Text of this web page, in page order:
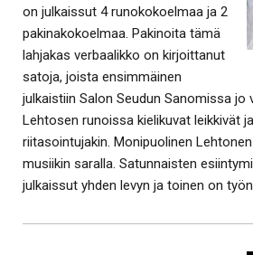
on julkaissut 4 runokokoelmaa ja 2
pakinakokoelmaa. Pakinoita tämä
lahjakas verbaalikko on kirjoittanut
satoja, joista ensimmäinen
julkaistiin Salon Seudun Sanomissa jo
Lehtosen runoissa kielikuvat leikkivät
riitasointujakin. Monipuolinen
musiikin saralla. Satunnaisten
julkaissut yhden levyn ja toinen on